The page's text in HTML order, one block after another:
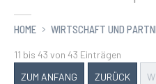
HOME WIRTSCHAFT UND
11 bis 43 von 43 Einträgen
ZUM ANFANG
ZURÜCK